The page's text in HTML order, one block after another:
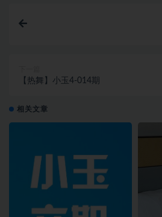
【热舞】小玉4-014期
相关文章